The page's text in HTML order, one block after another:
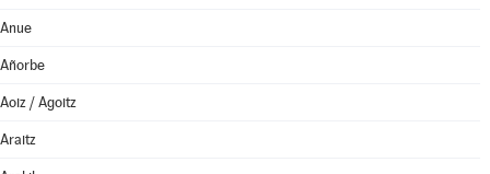
Anue
Añorbe
Aoiz / Agoitz
Araitz